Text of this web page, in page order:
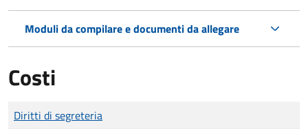
Moduli da compilare e documenti da allegare
Costi
Tipo di pagamento
Importo
Diritti di segreteria